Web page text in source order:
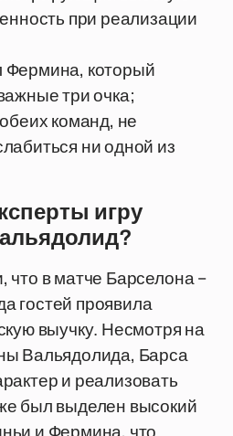
при реализации
который
три очка;
команд, не
ни одной из
игру
что в матче Барселона –
гостей проявила
выучку. Несмотря на
Вальядолида, Барса
и реализовать
был выделен высокий